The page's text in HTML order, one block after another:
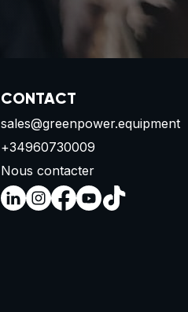
CONTACT
sales@greenpower.equipment
+34960730009
Nous contacter